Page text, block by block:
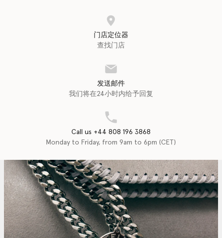
门店定位器
查找门店
发送邮件
我们将在24小时内给予回复
Call us +44 808 196 3868
Monday to Friday, from 9am to 6pm (CET)